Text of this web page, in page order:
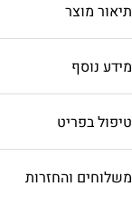
תיאור מוצר
מידע נוסף
טיפול בפריט
משלוחים והחזרות